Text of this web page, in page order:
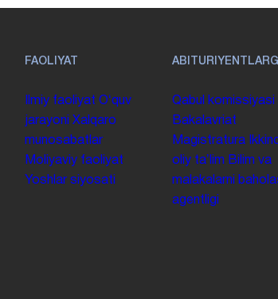
FAOLIYAT
Ilmiy faoliyat Oʻquv
jarayoni Xalqaro
munosabatlar
Moliyaviy faoliyat
Yoshlar siyosati
Qabul komissiyasi
Bakalavriat
Magistratura
oliy taʼlim Bilim va
malakalarni
agentligi